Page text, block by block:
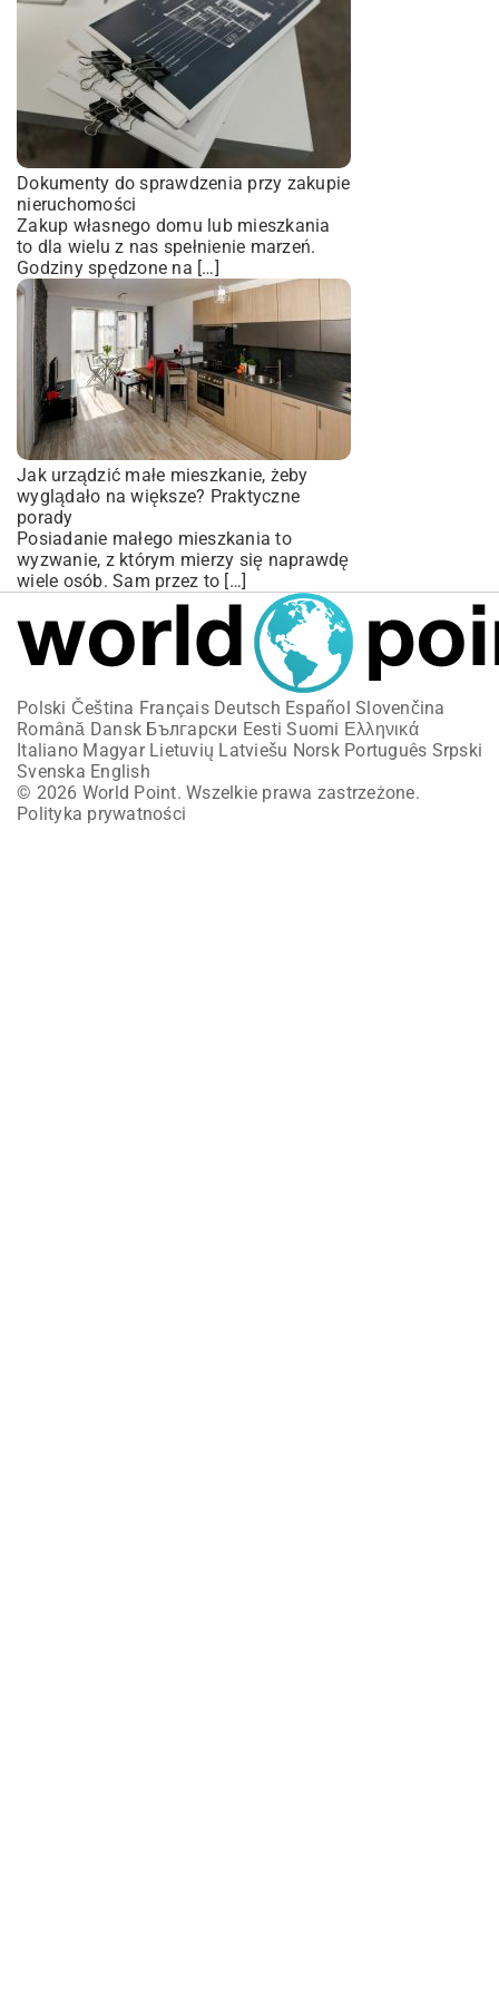
Dokumenty do sprawdzenia przy zakupie
nieruchomości
Zakup własnego domu lub mieszkania
to dla wielu z nas spełnienie marzeń.
Godziny spędzone na […]
Jak urządzić małe mieszkanie, żeby
wyglądało na większe? Praktyczne
porady
Posiadanie małego mieszkania to
wyzwanie, z którym mierzy się naprawdę
wiele osób. Sam przez to […]
Polski Čeština Français Deutsch Español Slovenčina
Română Dansk Български Eesti Suomi Ελληνικά
Italiano Magyar Lietuvių Latviešu Norsk Português Srpski
Svenska English
© 2026 World Point. Wszelkie prawa zastrzeżone.
Polityka prywatności